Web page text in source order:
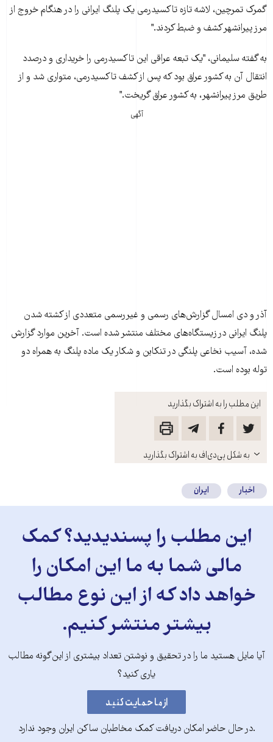
این مطلب را به اشتراک بگذارید
باز
کنید
به شکل پی‌دی‌اف به اشتراک بگذارید
گمرک تمرچين، لاشه تازه تاکسيدرمی يک پلنگ ايرانی را در هنگام خروج از
مرز پيرانشهر کشف و ضبط کردند."
به گفته سليمانی، "يک تبعه عراقی اين تاکسيدرمی را خريداری و درصدد
انتقال آن به کشور عراق بود که پس از کشف تاکسيدرمی، متواری شد و از
طريق مرز پيرانشهر، به کشور عراق گريخت."
آگهی
آذر و دی امسال گزارش‌های رسمی و غيررسمی متعددی از کشته شدن
پلنگ ايرانی در زيستگاه‌های مختلف منتشر شده است. آخرين موارد گزارش
شده، آسيب نخاعی پلنگی در تنکابن و شکار يک ماده پلنگ به همراه دو
توله بوده است.
اخبار ایران
این مطلب را پسندیدید؟ کمک
مالی شما به ما این امکان را
خواهد داد که از این نوع مطالب
بیشتر منتشر کنیم.
آیا مایل هستید ما را در تحقیق و نوشتن تعداد بیشتری از این‌گونه مطالب
یاری کنید؟
.در حال حاضر امکان دریافت کمک مخاطبان ساکن ایران وجود ندارد